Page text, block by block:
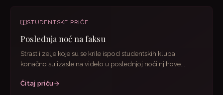
STUDENTSKE PRIČE
Poslednja noć na faksu
Strast i zelje koje su se krile ispod studentskih klupa
konačno su izasle na videlo u poslednjoj noći njihove...
Čitaj priču